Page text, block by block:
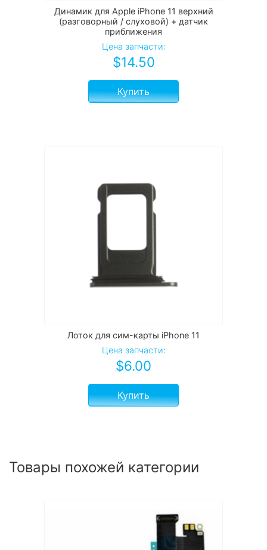
Динамик для Apple iPhone 11 верхний
(разговорный / слуховой) + датчик
приближения
Цена запчасти:
$14.50
Купить
Лоток для сим-карты iPhone 11
Цена запчасти:
$6.00
Купить
Товары похожей категории